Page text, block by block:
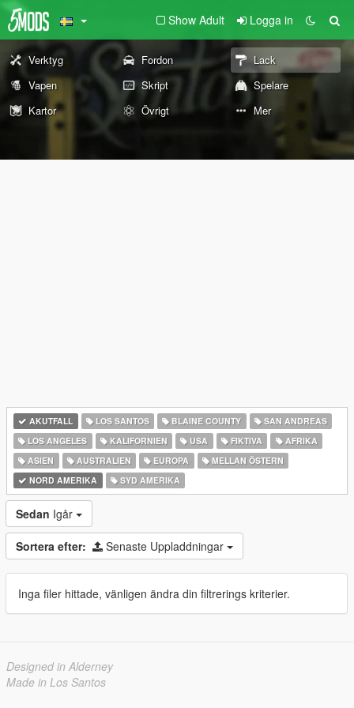
Show Adult Logga in
Verktyg Fordon
Lack
Vapen
Skript
Spelare
Kartor
Övrigt Mer
AKUTFALL LOS SANTOS BLAINE COUNTY
SAN ANDREAS
LOS ANGELES
KALIFORNIEN USA FIKTIVA
AFRIKA
ASIEN
AUSTRALIEN EUROPA
MELLAN ÖSTERN
NORD AMERIKA
SYD AMERIKA
Sedan Igår
Sortera efter: Senaste Uppladdningar
Inga filer hittade, vänligen ändra din filtrerings kriterier.
Designed in Alderney
Made in Los Santos